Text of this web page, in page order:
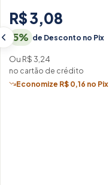
R$ 3,08
5% de Desconto no Pix
Ou R$ 3,24
no cartão de crédito
Economize R$ 0,16 no Pix